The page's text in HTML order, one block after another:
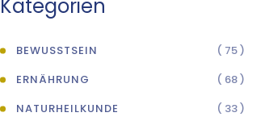
Kategorien
BEWUSSTSEIN
( 75 )
ERNÄHRUNG
( 68 )
NATURHEILKUNDE
( 33 )